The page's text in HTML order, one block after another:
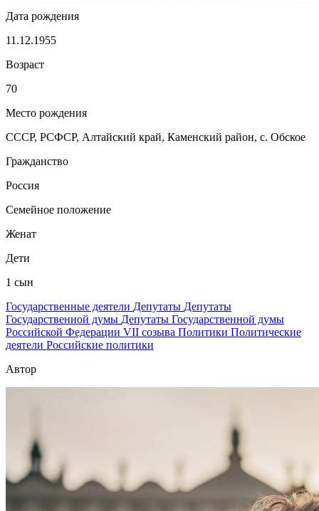
Дата рождения
11.12.1955
Возраст
70
Место рождения
СССР, РСФСР, Алтайский край, Каменский район, с. Обское
Гражданство
Россия
Семейное положение
Женат
Дети
1 сын
Государственные деятели Депутаты Депутаты
Государственной думы Депутаты Государственной думы
Российской Федерации VII созыва Политики Политические
деятели Российские политики
Автор